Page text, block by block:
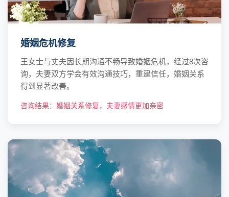
婚姻危机修复
王女士与丈夫因长期沟通不畅导致婚姻危机，经过8次咨
询，夫妻双方学会有效沟通技巧，重建信任，婚姻关系
得到显著改善。
咨询结果：婚姻关系修复，夫妻感情更加亲密